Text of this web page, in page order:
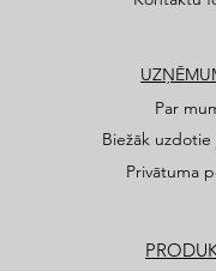
Par
Biežāk
Privātuma